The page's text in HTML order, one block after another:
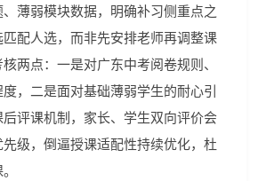
薄弱模块数据，明确补习侧重点之
配人选，而非先安排老师再调整课
两点：一是对广东中考阅卷规则、
，二是面对基础薄弱学生的耐心引
评课机制，家长、学生双向评价会
级，倒逼授课适配性持续优化，杜